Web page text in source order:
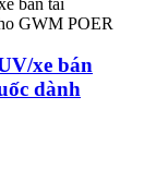
xe bán
dành